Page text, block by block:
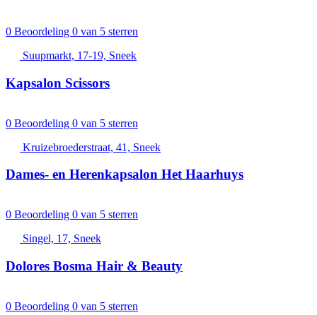
0 Beoordeling 0 van 5 sterren
Suupmarkt, 17-19, Sneek
Kapsalon Scissors
0 Beoordeling 0 van 5 sterren
Kruizebroederstraat, 41, Sneek
Dames- en Herenkapsalon Het Haarhuys
0 Beoordeling 0 van 5 sterren
Singel, 17, Sneek
Dolores Bosma Hair & Beauty
0 Beoordeling 0 van 5 sterren